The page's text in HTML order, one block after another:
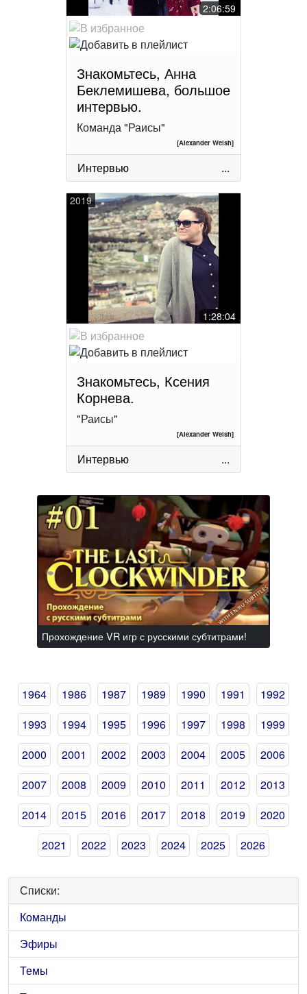
2:06:59
Знакомьтесь, Анна
Беклемишева, большое
интервью.
Команда "Раисы"
[Alexander Welsh]
Интервью ...
2019
1:28:04
Знакомьтесь, Ксения
Корнева.
"Раисы"
[Alexander Welsh]
Интервью ...
Прохождение VR игр с русскими субтитрами!
1964 1986 1987 1989 1990 1991
1992
1993
1994 1995 1996 1997 1998
1999
2000
2001 2002 2003 2004 2005
2006
2007
2008 2009 2010 2011 2012
2013
2014
2015 2016 2017 2018 2019
2020
2021
2022 2023 2024 2025 2026
Списки:
Команды
Эфиры
Темы